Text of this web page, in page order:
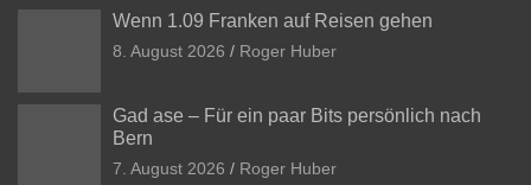
Wenn 1.09 Franken auf Reisen gehen
8. August 2026 Roger Huber
Gad ase – Für ein paar Bits persönlich nach
Bern
7. August 2026 Roger Huber